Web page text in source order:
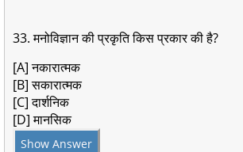
33. मनोविज्ञान की प्रकृति किस प्रकार की है?
[A] नकारात्मक
[B] सकारात्मक
[C] दार्शनिक
[D] मानसिक
Show Answer